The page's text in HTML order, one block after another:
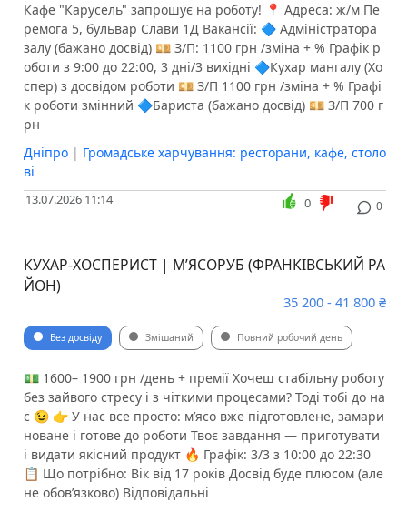
Кафе "Карусель" запрошує на роботу! 📍 Адреса: ж/м Пе
ремога 5, бульвар Слави 1Д Вакансії: 🔷 Адміністратора
залу (бажано досвід) 💴 З/П: 1100 грн /зміна + % Графік р
оботи з 9:00 до 22:00, 3 дні/3 вихідні 🔷Кухар мангалу (Хо
спер) з досвідом роботи 💴 З/П 1100 грн /зміна + % Графі
к роботи змінний 🔷Бариста (бажано досвід) 💴 З/П 700 г
рн
Дніпро | Громадське харчування: ресторани, кафе, столо
ві
13.07.2026 11:14 0
0
КУХАР-ХОСПЕРИСТ | М’ЯСОРУБ (ФРАНКІВСЬКИЙ РА
ЙОН)
35 200 - 41 800 ₴
Без досвіду Змішаний Повний робочий день
💵 1600– 1900 грн /день + премії Хочеш стабільну роботу
без зайвого стресу і з чіткими процесами? Тоді тобі до на
с 😉 👉 У нас все просто: м’ясо вже підготовлене, замари
новане і готове до роботи Твоє завдання — приготувати
і видати якісний продукт 🔥 Графік: 3/3 з 10:00 до 22:30
📋 Що потрібно: Вік від 17 років Досвід буде плюсом (але
не обов’язково) Відповідальні